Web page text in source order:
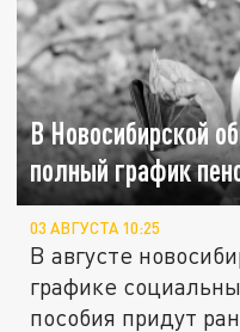
В Новосибирской
полный график
03 АВГУСТА 10:25
В августе
графике
пособия придут